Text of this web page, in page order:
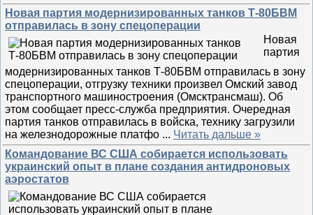
Новая партия модернизированных танков Т-80БВМ
отправилась в зону спецоперации
Новая
партия
модернизированных танков Т-80БВМ отправилась в зону
спецоперации, отгрузку техники произвел Омский завод
транспортного машиностроения (Омсктрансмаш). Об
этом сообщает пресс-служба предприятия. Очередная
партия танков отправилась в войска, технику загрузили
на железнодорожные платфо ... Читать дальше »
Командование ВС США собирается использовать
украинский опыт в плане создания антидроновых
аэростатов